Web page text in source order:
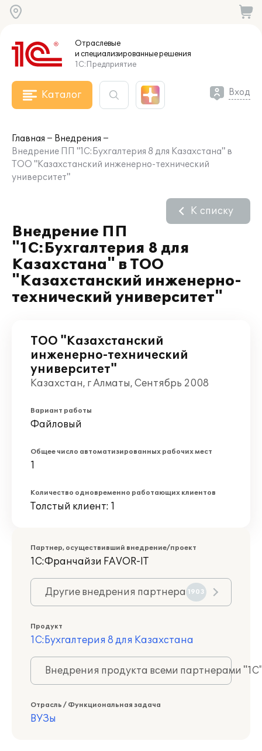
Отраслевые
и специализированныерешения
1С:Предприятие
Каталог Вход
Главная
Внедрения
Внедрение ПП "1С:Бухгалтерия 8 для Казахстана" в
ТОО "Казахстанский инженерно-технический
университет"
Внедрение ПП
"1С:Бухгалтерия 8 для
Казахстана" в ТОО
"Казахстанский инженерно-
технический университет"
К списку
ТОО "Казахстанский
инженерно-технический
университет"
Казахстан, г Алматы, Сентябрь 2008
Вариант работы
Файловый
Общее число автоматизированных рабочих мест
1
Количество одновременно работающих клиентов
Толстый клиент: 1
Партнер, осуществивший внедрение/проект
1С:Франчайзи FAVOR-IT
Другие внедрения партнера 1903
Продукт
1С:Бухгалтерия 8 для Казахстана
Внедрения продукта всеми партнерами
Отрасль / Функциональная задача
ВУЗы